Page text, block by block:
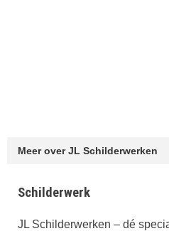
Meer over JL Schilderwerken
Schilderwerk
JL Schilderwerken – dé